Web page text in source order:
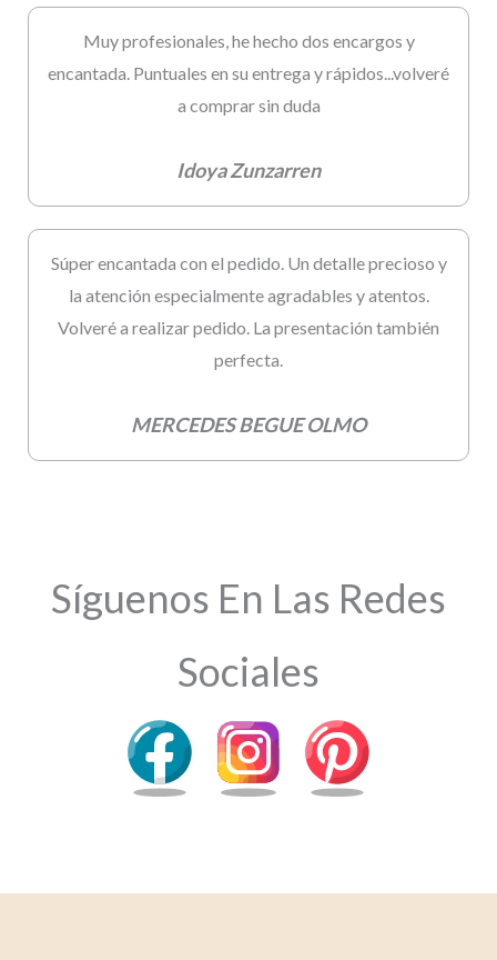
Muy profesionales, he hecho dos encargos y
encantada. Puntuales en su entrega y rápidos...volveré
a comprar sin duda
Idoya Zunzarren
Súper encantada con el pedido. Un detalle precioso y
la atención especialmente agradables y atentos.
Volveré a realizar pedido. La presentación también
perfecta.
MERCEDES BEGUE OLMO
Síguenos En Las Redes
Sociales